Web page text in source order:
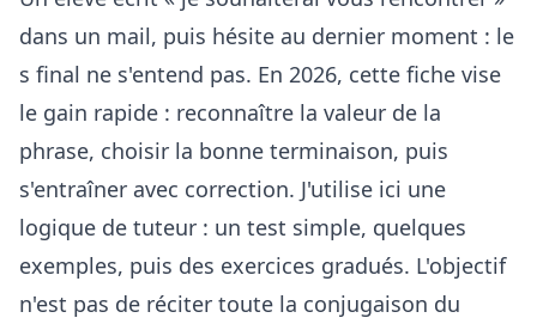
dans un mail, puis hésite au dernier moment : le
s final ne s'entend pas. En 2026, cette fiche vise
le gain rapide : reconnaître la valeur de la
phrase, choisir la bonne terminaison, puis
s'entraîner avec correction. J'utilise ici une
logique de tuteur : un test simple, quelques
exemples, puis des exercices gradués. L'objectif
n'est pas de réciter toute la conjugaison du